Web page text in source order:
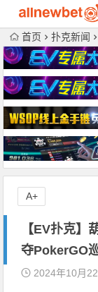
首页 扑克新闻
【EV扑克
夺PokerGO
2024年10月22
A+